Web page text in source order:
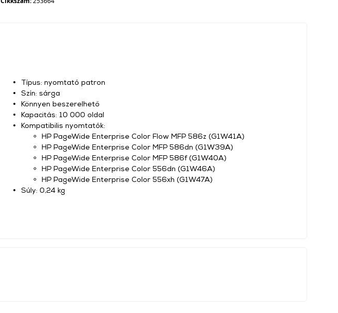
Típus: nyomtató patron
Szín: sárga
Könnyen beszerelhető
Kapacitás: 10 000 oldal
Kompatibilis nyomtatók:
HP PageWide Enterprise Color Flow MFP 586z (G1W41A)
HP PageWide Enterprise Color MFP 586dn (G1W39A)
HP PageWide Enterprise Color MFP 586f (G1W40A)
HP PageWide Enterprise Color 556dn (G1W46A)
HP PageWide Enterprise Color 556xh (G1W47A)
Súly: 0,24 kg